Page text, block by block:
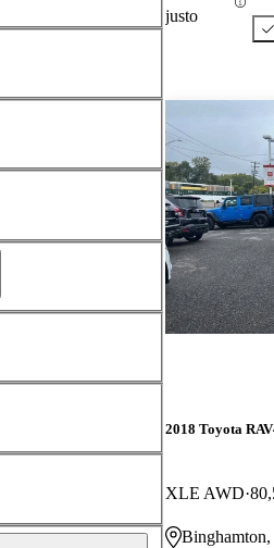
justo
2018 Toyota
XLE AWD